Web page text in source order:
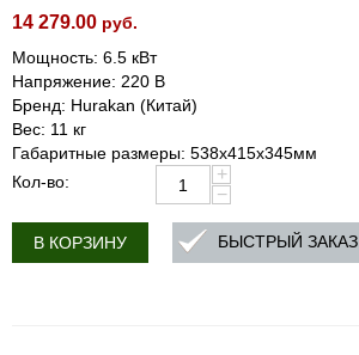
14 279.00 руб.
Мощность: 6.5 кВт
Напряжение: 220 В
Бренд: Hurakan (Китай)
Вес: 11 кг
Габаритные размеры: 538x415x345мм
Кол-во:
+
−
В КОРЗИНУ БЫСТРЫЙ ЗАКАЗ